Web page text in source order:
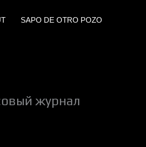
SAPO DE OTRO POZO
журнал